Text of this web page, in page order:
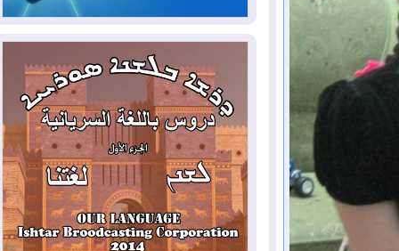
2026-08-03العراق يؤكد مجدداً التزامه
بمنع الهجمات على الدول المجاورة
2026-08-03العجز والاقتراض يطوقان
المالية العراقية.. اقتراض يتجاوز 3 تريليونات
دينار!
2026-08-03كوبا تغرق في الظلام مجددا
وانهيار الشبكة الكهربائية
2026-08-03
أوامر بإجلاء 60 ألف شخص
بسبب الحرائق في ولاية واشنطن